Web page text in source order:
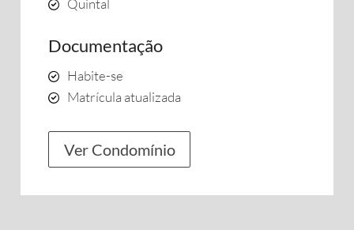
Quintal
Documentação
Habite-se
Matrícula atualizada
Ver Condomínio